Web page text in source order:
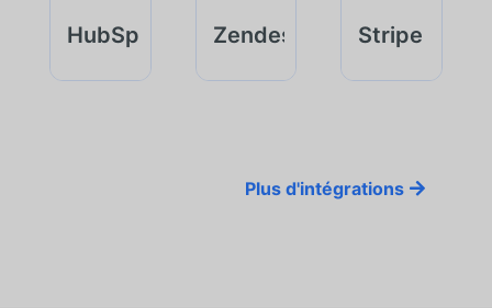
HubSpot Zendesk Stripe
Plus d'intégrations